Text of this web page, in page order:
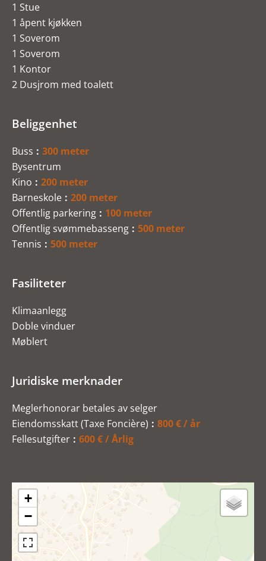
1 Stue
1 åpent kjøkken
1 Soverom
1 Soverom
1 Kontor
2 Dusjrom med toalett
Beliggenhet
Buss
300 meter
Bysentrum
Kino
200 meter
Barneskole
200 meter
Offentlig parkering
100 meter
Offentlig svømmebasseng
500 meter
Tennis
500 meter
Fasiliteter
Klimaanlegg
Doble vinduer
Møblert
Juridiske merknader
Meglerhonorar betales av selger
Eiendomsskatt (Taxe Foncière)
800 € / år
Fellesutgifter
600 € / Årlig
+
−